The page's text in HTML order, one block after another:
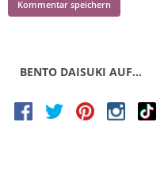
BENTO DAISUKI AUF…